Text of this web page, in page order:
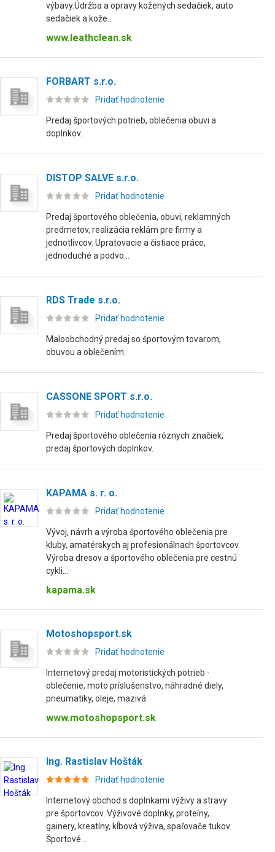
výbavy.Údržba a opravy kožených sedačiek, auto
sedačiek a kože...
www.leathclean.sk
FORBART s.r.o.
Pridať hodnotenie
Predaj športových potrieb, oblečenia obuvi a
doplnkov.
DISTOP SALVE s.r.o.
Pridať hodnotenie
Predaj športového oblečenia, obuvi, reklamných
predmetov, realizácia reklám pre firmy a
jednotlivcov. Upratovacie a čistiace práce,
jednoduché a podvo...
RDS Trade s.r.o.
Pridať hodnotenie
Maloobchodný predaj so športovým tovarom,
obuvou a oblečením.
CASSONE SPORT s.r.o.
Pridať hodnotenie
Predaj športového oblečenia rôznych značiek,
predaj športových doplnkov.
KAPAMA s. r. o.
Pridať hodnotenie
Vývoj, návrh a výroba športového oblečenia pre
kluby, amatérskych aj profesionálnach športovcov.
Výroba dresov a športového oblečenia pre cestnú
cykli...
kapama.sk
Motoshopsport.sk
Pridať hodnotenie
Internetový predaj motoristických potrieb -
oblečenie, moto príslušenstvo, náhradné diely,
pneumatiky, oleje, mazivá.
www.motoshopsport.sk
Ing. Rastislav Hošták
Pridať hodnotenie
Internetový obchod s doplnkami výživy a stravy
pre športovcov. Výživové doplnky, proteíny,
gainery, kreatíny, kĺbová výživa, spaľovače tukov.
Športové...